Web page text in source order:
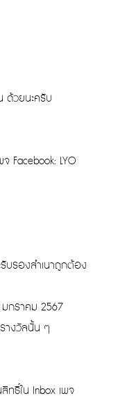
ด้วยนะครับ
Facebook: LYO
บรองสำเนาถูกต้อง
กราคม 2567
างวัลนั้น ๆ
ทธิ์ใน Inbox เพจ